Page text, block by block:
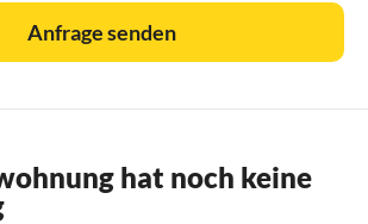
Anfrage senden
hat noch keine